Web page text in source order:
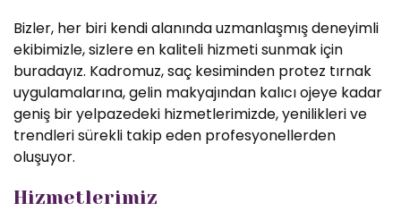
Bizler, her biri kendi alanında uzmanlaşmış deneyimli
ekibimizle, sizlere en kaliteli hizmeti sunmak için
buradayız. Kadromuz, saç kesiminden protez tırnak
uygulamalarına, gelin makyajından kalıcı ojeye kadar
geniş bir yelpazedeki hizmetlerimizde, yenilikleri ve
trendleri sürekli takip eden profesyonellerden
oluşuyor.
Hizmetlerimiz